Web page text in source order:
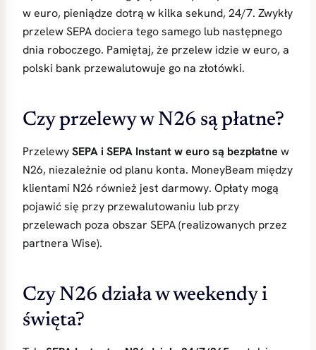
w euro, pieniądze dotrą w kilka sekund, 24/7. Zwykły
przelew SEPA dociera tego samego lub następnego
dnia roboczego. Pamiętaj, że przelew idzie w euro, a
polski bank przewalutowuje go na złotówki.
Czy przelewy w N26 są płatne?
PrzelewySEPA i SEPA Instant w euro są bezpłatne w
N26, niezależnie od planu konta. MoneyBeam między
klientami N26 również jest darmowy. Opłaty mogą
pojawić się przy przewalutowaniu lub przy
przelewach poza obszar SEPA (realizowanych przez
partnera Wise).
Czy N26 działa w weekendy i
święta?